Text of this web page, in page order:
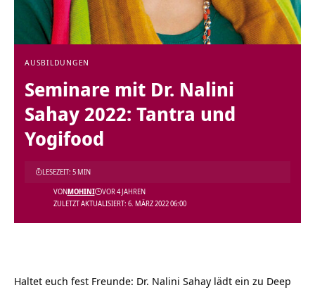
AUSBILDUNGEN
Seminare mit Dr. Nalini
Sahay 2022: Tantra und
Yogifood
ZULETZT AKTUALISIERT: 6. MÄRZ 2022 06:00
VONMOHINI VOR 4 JAHREN
LESEZEIT: 5 MIN
Haltet euch fest Freunde: Dr. Nalini Sahay lädt ein zu Deep